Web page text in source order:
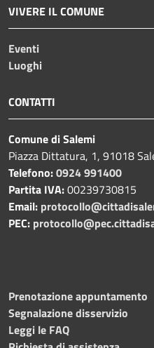
VIVERE IL COMUNE
Eventi
Luoghi
CONTATTI
Comune di Salemi
Piazza Dittatura, 1, 91018
Telefono:0924 991400
Partita IVA:00239730815
Email:
PEC:
Prenotazione appuntamento
Segnalazione disservizio
Leggi le FAQ